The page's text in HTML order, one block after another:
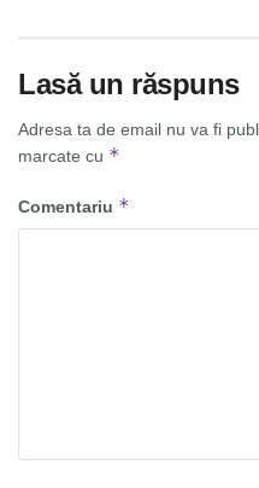
Lasă un răspuns
Adresa ta de email nu va fi
marcate cu *
Comentariu *